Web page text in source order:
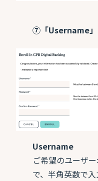
⑦「Username」
Username
ご希望のユーザ
で、半角英数で